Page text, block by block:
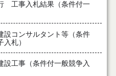
工事入札結果（条件付一
コンサルタント等（条件
札）
工事（条件付一般競争入